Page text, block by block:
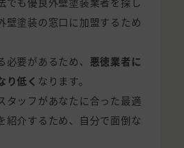
壁塗装の窓口に加盟するため
要があるため、 悪徳業者に
り低く なります。
タッフがあなたに合った最適
紹介するため、自分で面倒な